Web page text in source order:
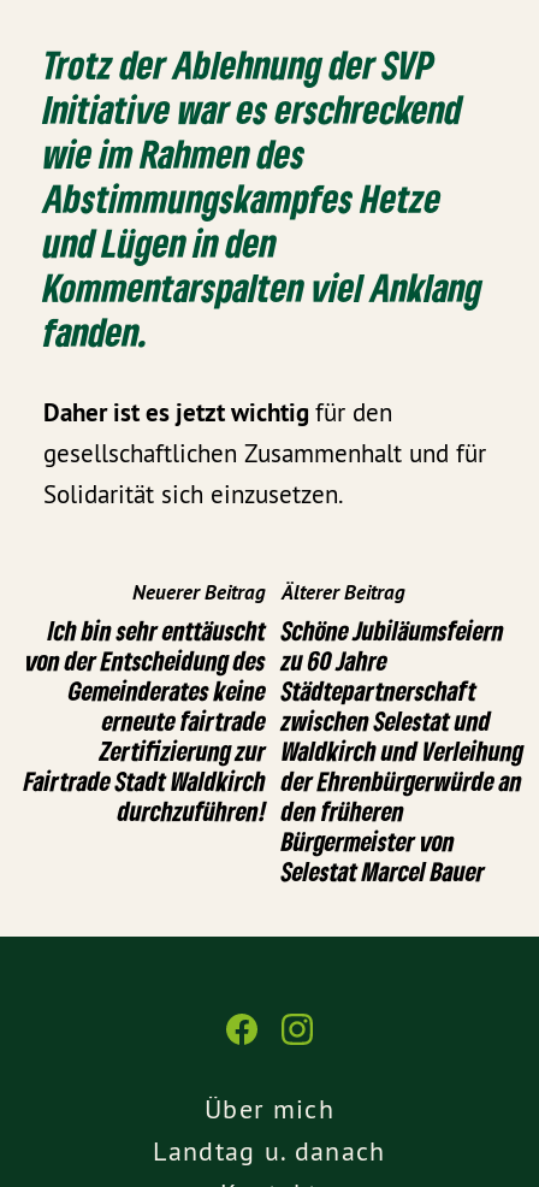
Trotz der Ablehnung der SVP
Initiative war es erschreckend
wie im Rahmen des
Abstimmungskampfes Hetze
und Lügen in den
Kommentarspalten viel Anklang
fanden.
Daher ist es jetzt wichtigfür den
gesellschaftlichen Zusammenhalt und für
Solidarität sich einzusetzen.
Neuerer Beitrag
Ich bin sehr enttäuscht
von der Entscheidung des
Gemeinderates keine
erneute fairtrade
Zertifizierung zur
Fairtrade Stadt Waldkirch
durchzuführen!
Älterer Beitrag
Schöne Jubiläumsfeiern
zu 60 Jahre
Städtepartnerschaft
zwischen Selestat und
Waldkirch und Verleihung
der Ehrenbürgerwürde an
den früheren
Bürgermeister von
Selestat Marcel Bauer
Über mich
Landtag u. danach